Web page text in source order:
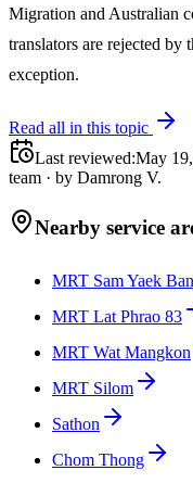
Migration and Australian
translators are rejected
exception.
Read all in this topic
Last reviewed:May
team · by Damrong V.
Nearby service
MRT Sam Yaek
MRT Lat Phrao 83
MRT Wat Mangkon
MRT Silom
Sathon
Chom Thong